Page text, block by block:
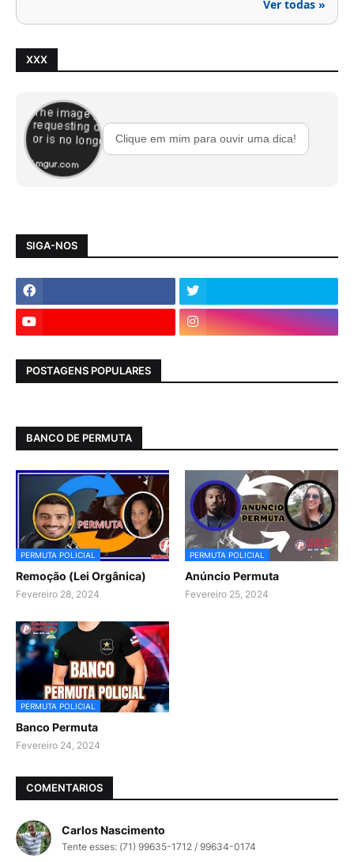
Ver todas »
XXX
Clique em mim para ouvir uma dica!
SIGA-NOS
POSTAGENS POPULARES
BANCO DE PERMUTA
PERMUTA POLICIAL
Remoção (Lei Orgânica)
Fevereiro 28, 2024
PERMUTA POLICIAL
Anúncio Permuta
Fevereiro 25, 2024
PERMUTA POLICIAL
Banco Permuta
Fevereiro 24, 2024
COMENTARIOS
Carlos Nascimento
Tente esses: (71) 99635-1712 / 99634-0174